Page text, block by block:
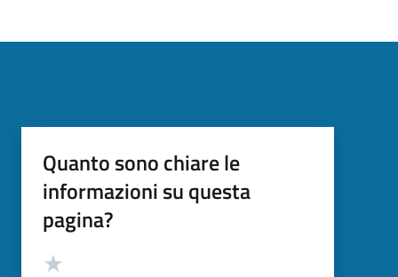
Quanto sono chiare le
informazioni su questa
pagina?
Valutazione